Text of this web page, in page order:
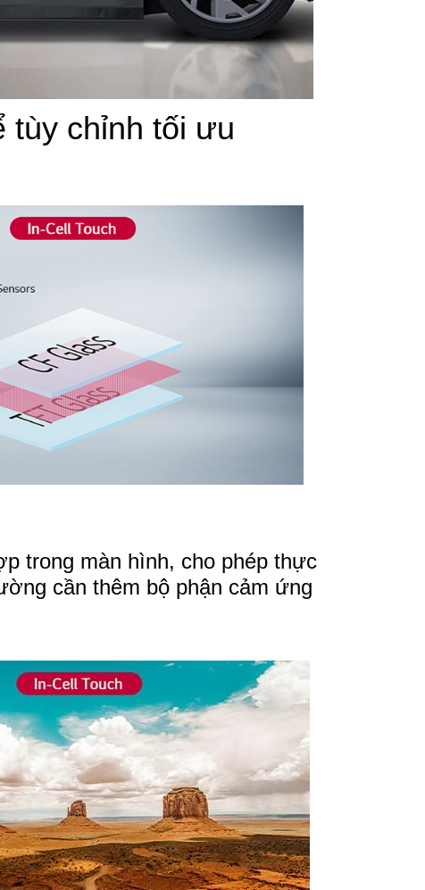
tùy chỉnh tối ưu
trong màn hình, cho phép thực
cần thêm bộ phận cảm ứng